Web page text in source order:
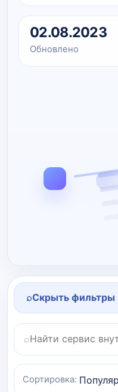
02.08.2023
Обновлено
⌕Скрыть фильтры
Поиск по категории
⌕
Сортировка: